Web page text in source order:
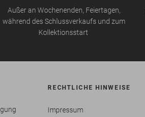
Außer an Wochenenden, Feiertagen,
während des Schlussverkaufs und zum
Kollektionsstart
RECHTLICHE HINWEISE
Impressum